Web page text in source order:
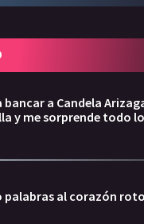
bancar a Candela
y me sorprende todo lo
palabras al corazón roto